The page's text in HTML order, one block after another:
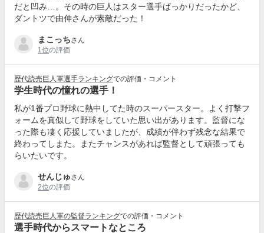
だと凹み…。その時の巨人はスター選手ばっかりだったかど、
ダントツで由伸さんが素敵だった！
まこっちさん
1位の評価
歴代読売巨人軍選手ランキングでの評価・コメント
学生時代の憧れの選手！
私が1番プロ野球に熱中してた時のスーパースター。よく打撃フ
ォームを真似して野球をしていた思い出があります。監督にな
った際も凄く応援していましたが、成績が伴わず残念な結果で
終わってしまた。またチャンスがあれば監督として頑張っても
らいたいです。
せんじゅさん
2位の評価
歴代読売巨人軍の監督ランキングでの評価・コメント
選手時代からスマートなところ